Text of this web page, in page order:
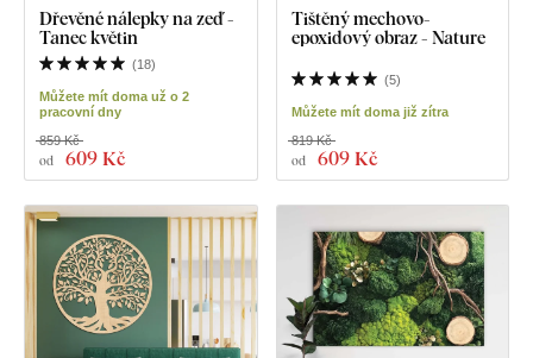
Dřevěné nálepky na zeď -
Tanec květin
(18)
Můžete mít doma už o 2
pracovní dny
od 609 Kč
859 Kč
Tištěný mechovo-
epoxidový obraz - Nature
(5)
Můžete mít doma již zítra
od 609 Kč
819 Kč